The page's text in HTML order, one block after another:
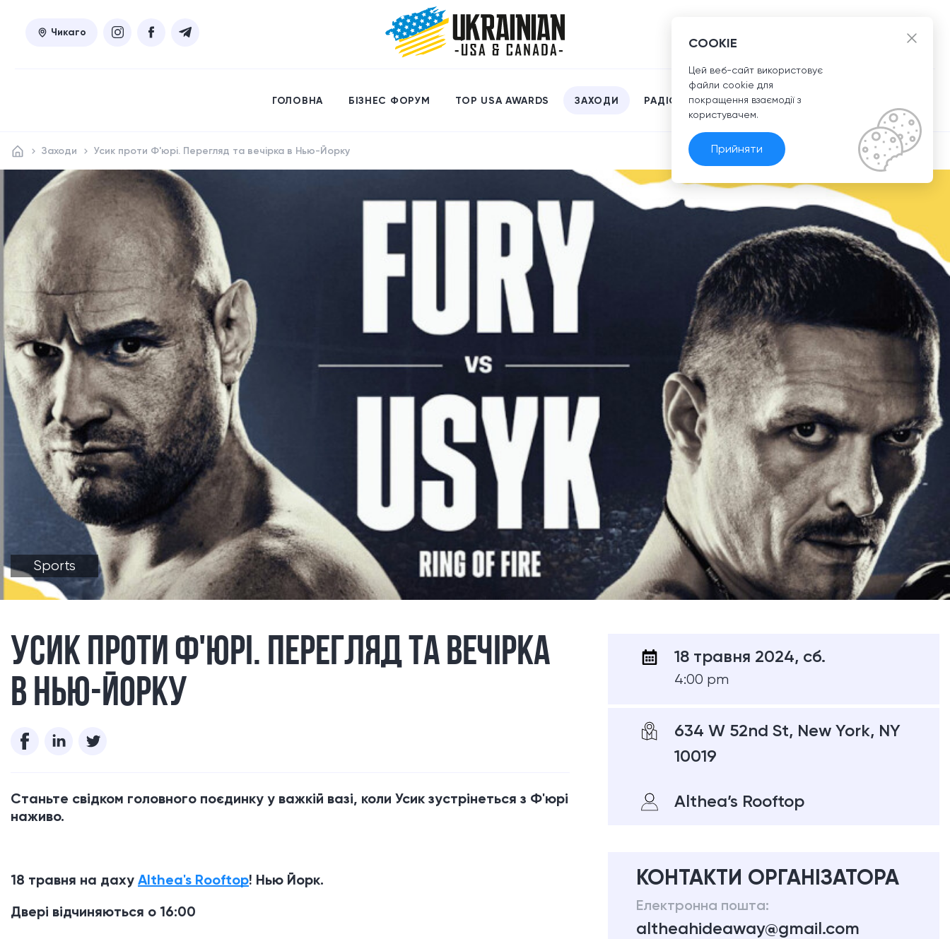
Чикаго UA
ГОЛОВНА БІЗНЕС ФОРУМ TOP USA AWARDS ЗАХОДИ РАДІО
Заходи Усик проти Ф'юрі. Перегляд та вечірка в Нью-Йорку
Sports
УСИК ПРОТИ Ф'ЮРІ. ПЕРЕГЛЯД ТА ВЕЧІРКА
В НЬЮ-ЙОРКУ
Станьте свідком головного поєдинку у важкій вазі, коли Усик зустрінеться з Ф'юрі
наживо.
18 травня на даху Althea's Rooftop! Нью Йорк.
Двері відчиняються о 16:00
18 травня 2024, сб.
4:00 pm
634 W 52nd St, New York, NY
10019
Althea’s Rooftop
КОНТАКТИ ОРГАНІЗАТОРА
Електронна пошта:
altheahideaway@gmail.com
COOKIE
Цей веб-сайт використовує
файли сookie для
покращення взаємодії з
користувачем.
Прийняти